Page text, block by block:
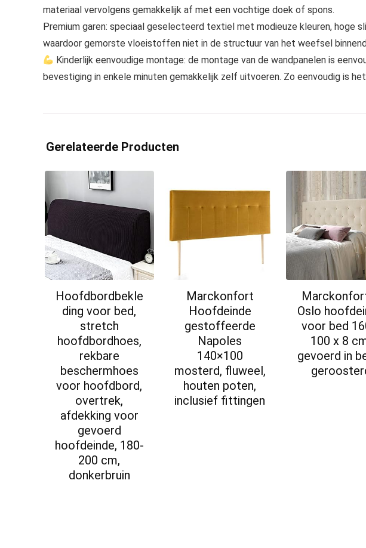
materiaal vervolgens gemakkelijk af met een vochtige doek of spons.
Premium garen: speciaal geselecteerd textiel met modieuze kleuren,
waardoor gemorste vloeistoffen niet in de structuur van het weefsel
Kinderlijk eenvoudige montage: de montage van de wandpanelen is
bevestiging in enkele minuten gemakkelijk zelf uitvoeren. Zo eenvoudig is het
Gerelateerde Producten
Hoofdbordbekle
ding voor bed,
stretch
hoofdbordhoes,
rekbare
beschermhoes
voor hoofdbord,
overtrek,
afdekking voor
gevoerd
hoofdeinde, 180-
200 cm,
donkerbruin
Marckonfort
Hoofdeinde
gestoffeerde
Napoles
140×100
mosterd, fluweel,
houten poten,
inclusief fittingen
Oslo
voor bed
100 x 8
gevoerd in